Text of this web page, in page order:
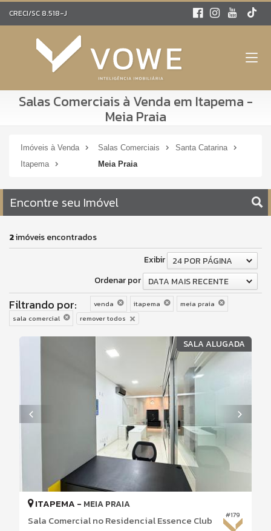
CRECI/SC 8.518-J
Salas Comerciais à Venda em Itapema -
Meia Praia
Imóveis à Venda Salas Comerciais
Santa Catarina
Itapema
Meia Praia
Encontre seu Imóvel
2imóveis encontrados
Exibir
24 POR PÁGINA
Ordenar por
DATA MAIS RECENTE
Filtrando por: venda itapema
meia praia
sala comercial
remover todos
SALA ALUGADA
#179
ITAPEMA - MEIA PRAIA
Sala Comercial no Residencial Essence Club